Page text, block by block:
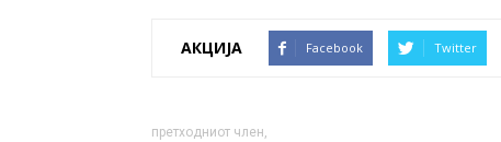
АКЦИЈА Facebook Twitter
претходниот член,